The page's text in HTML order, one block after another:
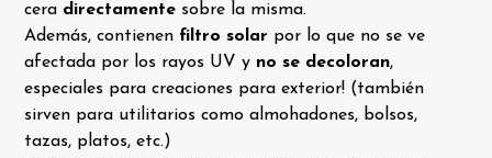
cera directamente sobre la misma.
Además, contienen filtro solar por lo que no se ve
afectada por los rayos UV y no se decoloran,
especiales para creaciones para exterior! (también
sirven para utilitarios como almohadones, bolsos,
tazas, platos, etc.)